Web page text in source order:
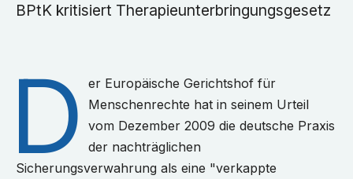
BPtK kritisiert Therapieunterbringungsgesetz
D
er Europäische Gerichtshof für
Menschenrechte hat in seinem Urteil
vom Dezember 2009 die deutsche Praxis
der nachträglichen
Sicherungsverwahrung als eine "verkappte